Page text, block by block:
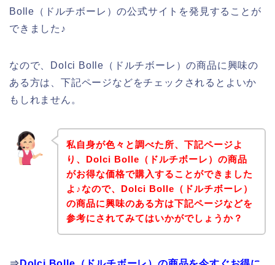
Bolle（ドルチボーレ）の公式サイトを発見することが
できました♪
なので、Dolci Bolle（ドルチボーレ）の商品に興味の
ある方は、下記ページなどをチェックされるとよいか
もしれません。
私自身が色々と調べた所、下記ページよ
り、Dolci Bolle（ドルチボーレ）の商品
がお得な価格で購入することができました
よ♪なので、Dolci Bolle（ドルチボーレ）
の商品に興味のある方は下記ページなどを
参考にされてみてはいかがでしょうか？